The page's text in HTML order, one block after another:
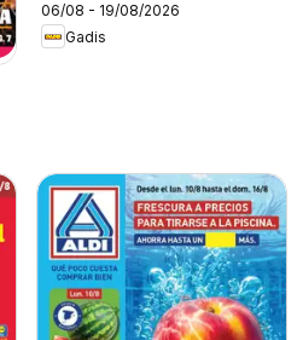
06/08 - 19/08/2026
Gadis